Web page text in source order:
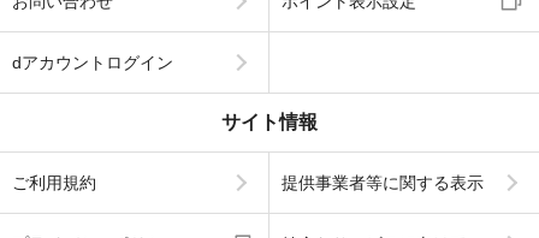
dアカウントログイン
サイト情報
ご利用規約 提供事業者等に関する表示